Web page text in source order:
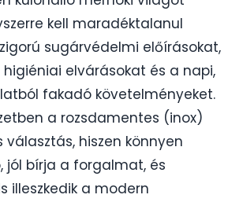
kell maradéktalanul
sugárvédelmi előírásokat,
elvárásokat és a napi,
fakadó követelményeket.
a rozsdamentes (inox)
hiszen könnyen
jól bírja a forgalmat, és
illeszkedik a modern